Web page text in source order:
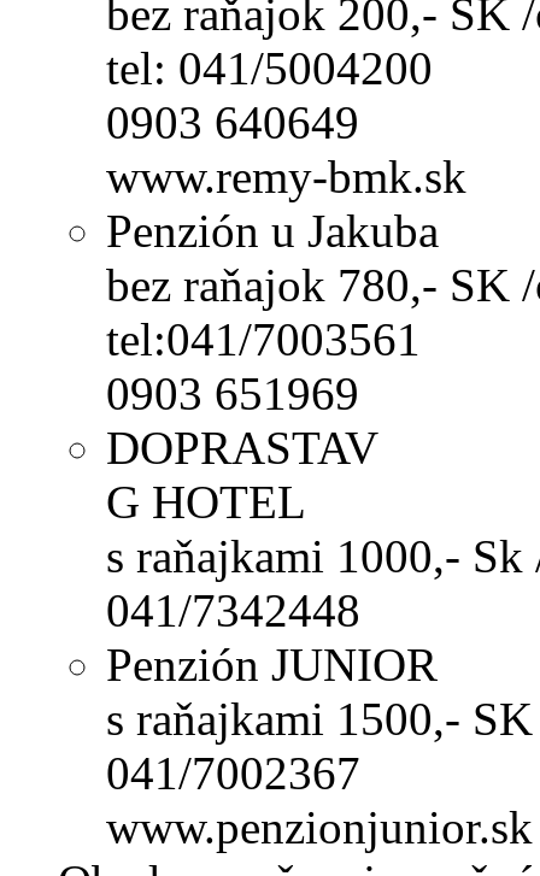
bez raňajok 200,- SK
tel: 041/5004200
0903 640649
www.remy-bmk.sk
Penzión u Jakuba
bez raňajok 780,- SK
tel:041/7003561
0903 651969
DOPRASTAV
G HOTEL
s raňajkami 1000,- Sk
041/7342448
Penzión JUNIOR
s raňajkami 1500,-
041/7002367
www.penzionjunior.sk